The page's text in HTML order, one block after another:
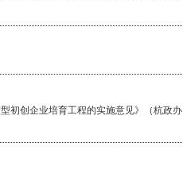
初创企业培育工程的实施意见》（杭政办